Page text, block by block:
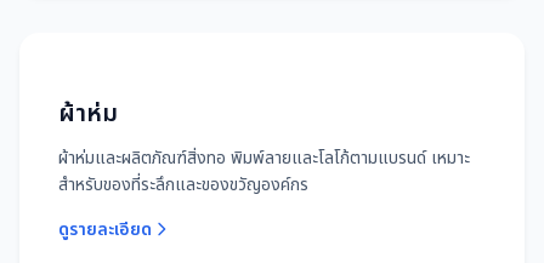
ผ้าห่ม
ผ้าห่มและผลิตภัณฑ์สิ่งทอ พิมพ์ลายและโลโก้ตามแบรนด์ เหมาะ
สำหรับของที่ระลึกและของขวัญองค์กร
ดูรายละเอียด